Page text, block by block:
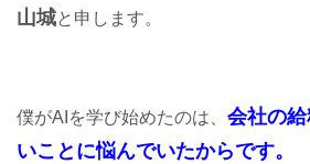
山城と申します。
僕がAIを学び始めたのは、 会社の
いことに悩んでいたからです。